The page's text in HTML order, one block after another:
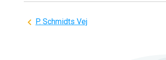
Indlægsnavigation
P. Schmidts Vej